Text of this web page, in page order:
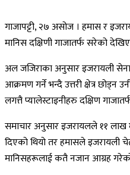
गाजापट्टी, २७ असोज । हमास र
मानिस दक्षिणी गाजातर्फ सरेको
अल जजिराका अनुसार इजरायली
आक्रमण गर्ने भन्दै उत्तरी क्षेत्र छोड्न
लगत्तै प्यालेस्टाइनीहरु दक्षिण
समाचार अनुसार इजरायलले ११ लाख
दिएको थियो तर हमासले इजरायली
मानिसहरूलाई कतै नजान आग्रह